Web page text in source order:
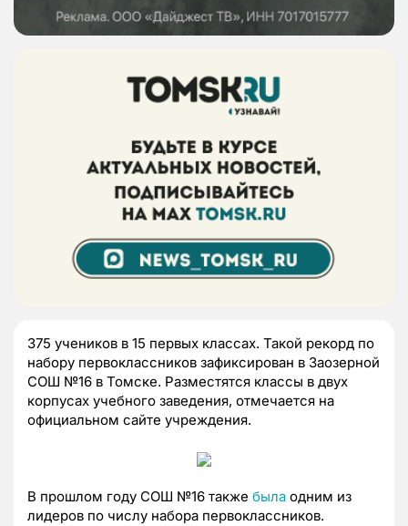
375 учеников в 15 первых классах. Такой рекорд по
набору первоклассников зафиксирован в Заозерной
СОШ №16 в Томске. Разместятся классы в двух
корпусах учебного заведения, отмечается на
официальном сайте учреждения.
В прошлом году СОШ №16 также была одним из
лидеров по числу набора первоклассников.